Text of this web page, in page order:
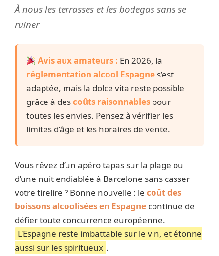
À nous les terrasses et les bodegas sans se
ruiner
Avis aux amateurs : En 2026, la
réglementation alcool Espagne s’est
adaptée, mais la dolce vita reste possible
grâce à descoûts raisonnables pour
toutes les envies. Pensez à vérifier les
limites d’âge et les horaires de vente.
Vous rêvez d’un apéro tapas sur la plage ou
d’une nuit endiablée à Barcelone sans casser
votre tirelire ? Bonne nouvelle : le coût des
boissons alcoolisées en Espagne continue de
défier toute concurrence européenne.
L’Espagne reste imbattable sur le vin, et étonne
aussi sur les spiritueux .